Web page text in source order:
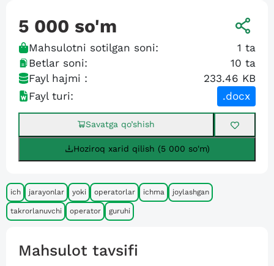
5 000 so'm
Mahsulotni sotilgan soni: 1 ta
Betlar soni:
10 ta
Fayl hajmi :
233.46 KB
Fayl turi:
.docx
Savatga qo’shish
Hoziroq xarid qilish (5 000 so'm)
ich jarayonlar yoki operatorlar ichma joylashgan
takrorlanuvchi operator guruhi
Mahsulot tavsifi